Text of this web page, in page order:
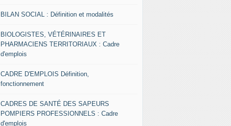
BILAN SOCIAL : Définition et modalités
BIOLOGISTES, VÉTÉRINAIRES ET
PHARMACIENS TERRITORIAUX : Cadre
d'emplois
CADRE D'EMPLOIS Définition,
fonctionnement
CADRES DE SANTÉ DES SAPEURS
POMPIERS PROFESSIONNELS : Cadre
d'emplois